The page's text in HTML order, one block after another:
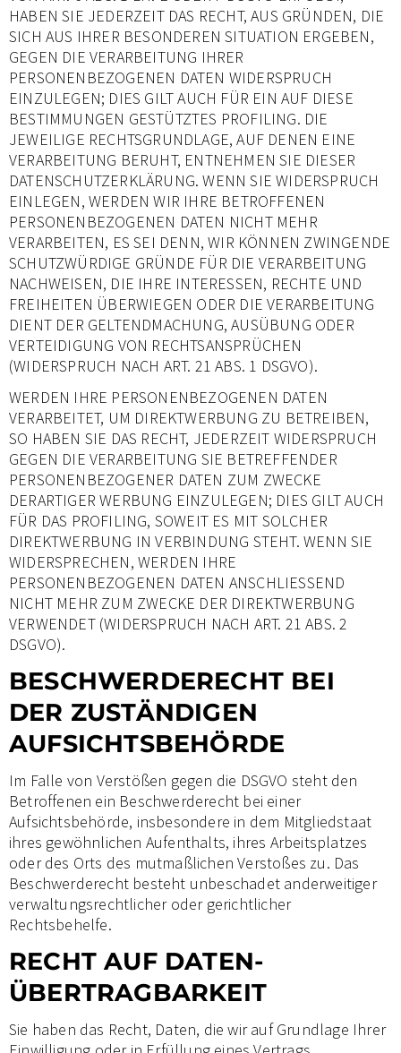
HABEN SIE JEDERZEIT DAS RECHT, AUS GRÜNDEN, DIE
SICH AUS IHRER BESONDEREN SITUATION ERGEBEN,
GEGEN DIE VERARBEITUNG IHRER
PERSONENBEZOGENEN DATEN WIDERSPRUCH
EINZULEGEN; DIES GILT AUCH FÜR EIN AUF DIESE
BESTIMMUNGEN GESTÜTZTES PROFILING. DIE
JEWEILIGE RECHTSGRUNDLAGE, AUF DENEN EINE
VERARBEITUNG BERUHT, ENTNEHMEN SIE DIESER
DATENSCHUTZERKLÄRUNG. WENN SIE WIDERSPRUCH
EINLEGEN, WERDEN WIR IHRE BETROFFENEN
PERSONENBEZOGENEN DATEN NICHT MEHR
VERARBEITEN, ES SEI DENN, WIR KÖNNEN ZWINGENDE
SCHUTZWÜRDIGE GRÜNDE FÜR DIE VERARBEITUNG
NACHWEISEN, DIE IHRE INTERESSEN, RECHTE UND
FREIHEITEN ÜBERWIEGEN ODER DIE VERARBEITUNG
DIENT DER GELTENDMACHUNG, AUSÜBUNG ODER
VERTEIDIGUNG VON RECHTSANSPRÜCHEN
(WIDERSPRUCH NACH ART. 21 ABS. 1 DSGVO).
WERDEN IHRE PERSONENBEZOGENEN DATEN
VERARBEITET, UM DIREKTWERBUNG ZU BETREIBEN,
SO HABEN SIE DAS RECHT, JEDERZEIT WIDERSPRUCH
GEGEN DIE VERARBEITUNG SIE BETREFFENDER
PERSONENBEZOGENER DATEN ZUM ZWECKE
DERARTIGER WERBUNG EINZULEGEN; DIES GILT AUCH
FÜR DAS PROFILING, SOWEIT ES MIT SOLCHER
DIREKTWERBUNG IN VERBINDUNG STEHT. WENN SIE
WIDERSPRECHEN, WERDEN IHRE
PERSONENBEZOGENEN DATEN ANSCHLIESSEND
NICHT MEHR ZUM ZWECKE DER DIREKTWERBUNG
VERWENDET (WIDERSPRUCH NACH ART. 21 ABS. 2
DSGVO).
BESCHWERDE­RECHT BEI
DER ZUSTÄNDIGEN
AUFSICHTS­BEHÖRDE
Im Falle von Verstößen gegen die DSGVO steht den
Betroffenen ein Beschwerderecht bei einer
Aufsichtsbehörde, insbesondere in dem Mitgliedstaat
ihres gewöhnlichen Aufenthalts, ihres Arbeitsplatzes
oder des Orts des mutmaßlichen Verstoßes zu. Das
Beschwerderecht besteht unbeschadet anderweitiger
verwaltungsrechtlicher oder gerichtlicher
Rechtsbehelfe.
RECHT AUF DATEN­
ÜBERTRAG­BARKEIT
Sie haben das Recht, Daten, die wir auf Grundlage Ihrer